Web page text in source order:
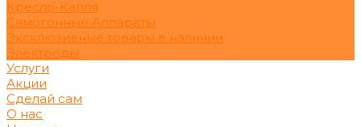
Кресло-Капля
Самогонные Аппараты
Эксклюзивные товары в наличии
Электроды
Услуги
Акции
Сделай сам
О нас